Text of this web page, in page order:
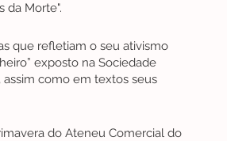
da Morte".
que refletiam o seu ativismo
exposto na Sociedade
assim como em textos seus
do Ateneu Comercial do